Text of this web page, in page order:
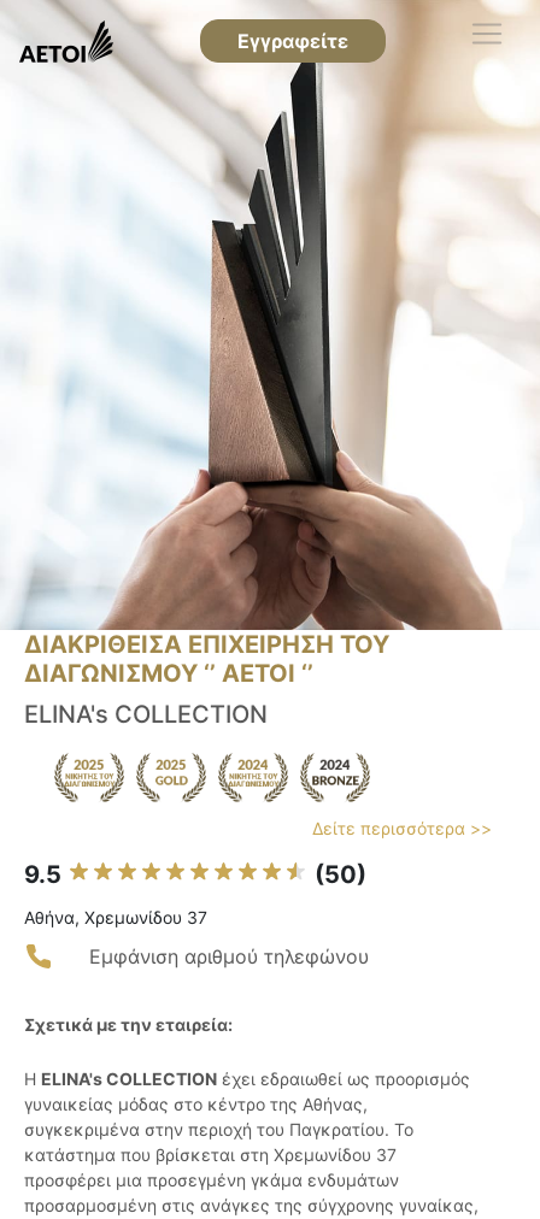
Εγγραφείτε
ΔΙΑΚΡΙΘΕΙΣΑ ΕΠΙΧΕΙΡΗΣΗ ΤΟΥ
ΔΙΑΓΩΝΙΣΜΟΥ ‘’ ΑΕΤΟΙ ‘’
ELINA's COLLECTION
Δείτε περισσότερα >>
9.5 (50)
Αθήνα, Χρεμωνίδου 37
Εμφάνιση αριθμού τηλεφώνου
Σχετικά με την εταιρεία:
Η ELINA's COLLECTION έχει εδραιωθεί ως προορισμός
γυναικείας μόδας στο κέντρο της Αθήνας,
συγκεκριμένα στην περιοχή του Παγκρατίου. Το
κατάστημα που βρίσκεται στη Χρεμωνίδου 37
προσφέρει μια προσεγμένη γκάμα ενδυμάτων
προσαρμοσμένη στις ανάγκες της σύγχρονης γυναίκας,